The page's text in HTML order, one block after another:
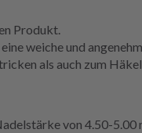
Produkt.
weiche und
als auch zum
von 4.50-5.00